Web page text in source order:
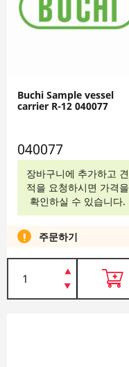
Buchi Sample vessel
carrier R-12 040077
040077
장바구니에 추가하고 견
적을 요청하시면 가격을
확인하실 수 있습니다.
주문하기